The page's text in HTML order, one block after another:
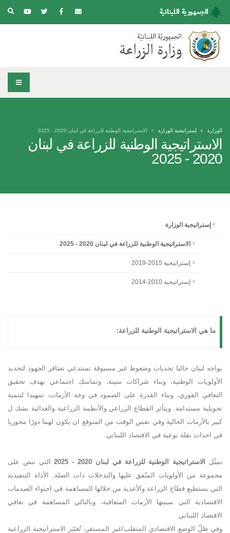
الاستراتيجية الوطنية للزراعة في لبنان
2020 - 2025
الوزارة إستراتيجية الوزارة الاستراتيجية الوطنية للزراعة في لبنان 2020 - 2025
إستراتيجية الوزارة
الاستراتيجية الوطنية للزراعة في لبنان 2020 - 2025
إستراتيجية 2015-2019
إستراتيجية 2010-2014
ما هي الاستراتيجية الوطنية للزراعة:
يواجه لبنان حاليا تحديات وضغوط غير مسبوقة تستدعي تضافر الجهود لتحديد
الأولويات الوطنية، وبناء شراكات متينة، وتماسك اجتماعي بهدف تحقيق
التعافي الفوري، وبناء القدرة على الصمود في وجه الأزمات، تمهيدا لتنمية
تحويلية مستدامة. ويتأثر القطاع الزراعي والأنظمة الزراعية والغذائية بشك ل
كبير بالأزمات الحالية وفي نفس الوقت من المتوقع ان يكون لهما دورًا محوريا
في احداث نقلة نوعية في الاقتصاد اللبناني.
تمثّل الاستراتيجية الوطنية للزراعة في لبنان 2020 - 2025
التي تنص على
مجموعة من الأولويات المتّفق عليها والتدخلات ذات الصلة, الأداة التنفيذية
التي يستطيع قطاع الزراعة والأغذية من خلالها المساهمة في احتواء الصدمات
الاقتصادية التي سببتها الأزمات المتعاقبة، وبالتالي المساهمة في تعافي
الاقتصاد اللبناني.
وفي ظلّ الوضع الاقتصادي المتقلب/غير المستقر، تُعتَبَر الاستراتيجية الزراعية